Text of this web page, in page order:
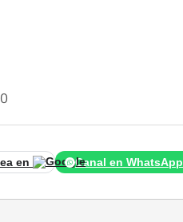
en Canal en WhatsApp